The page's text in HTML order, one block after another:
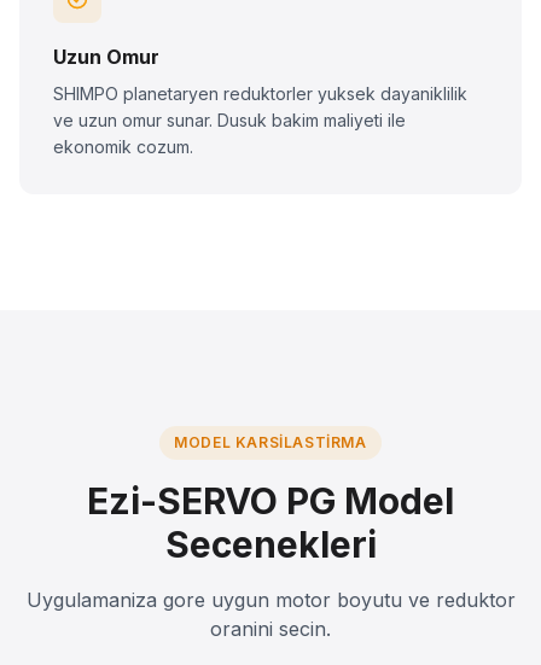
Uzun Omur
SHIMPO planetaryen reduktorler yuksek dayaniklilik
ve uzun omur sunar. Dusuk bakim maliyeti ile
ekonomik cozum.
MODEL KARSILASTIRMA
Ezi-SERVO PG Model
Secenekleri
Uygulamaniza gore uygun motor boyutu ve reduktor
oranini secin.